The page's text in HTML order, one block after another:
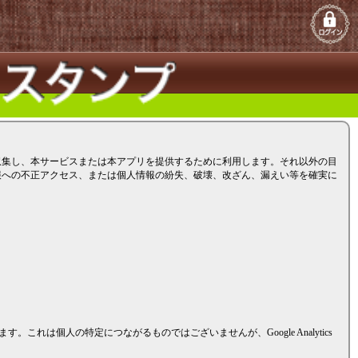
し、本サービスまたは本アプリを提供するために利用します。それ以外の目
の不正アクセス、または個人情報の紛失、破壊、改ざん、漏えい等を確実に
。これは個人の特定につながるものではございませんが、Google Analytics